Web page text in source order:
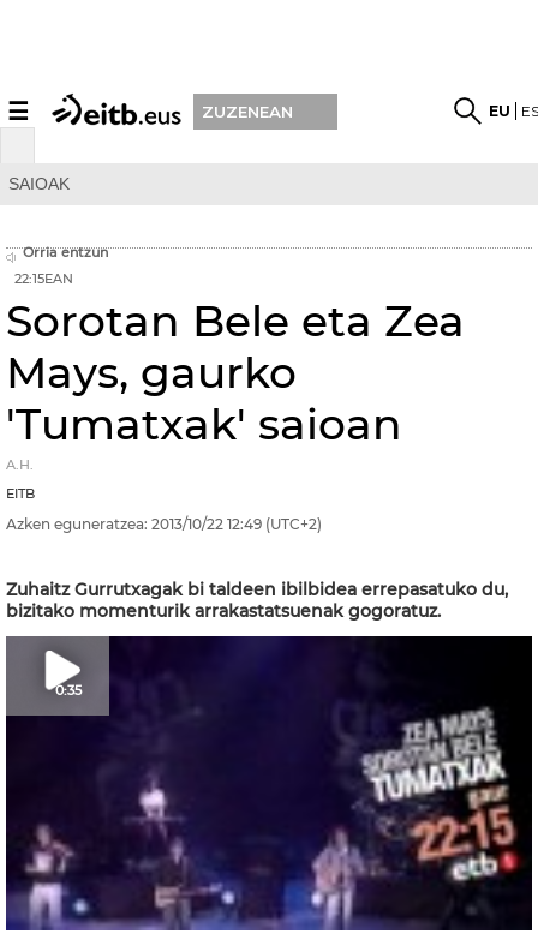
☰ ZUZENEAN EU
SAIOAK
Orria entzun
22:15EAN
Sorotan Bele eta Zea
Mays, gaurko
'Tumatxak' saioan
A.H.
EITB
Azken eguneratzea: 2013/10/22 12:49 (UTC+2)
Zuhaitz Gurrutxagak bi taldeen ibilbidea errepasatuko du,
bizitako momenturik arrakastatsuenak gogoratuz.
0:35